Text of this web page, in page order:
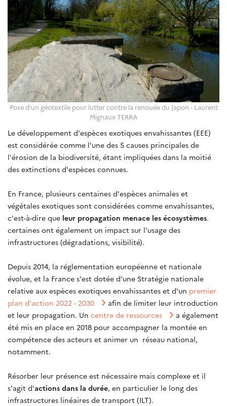
Pose d'un géotextile pour lutter contre la renouée du Japon - Laurent
Mignaux TERRA
Le développement d'espèces exotiques envahissantes (EEE)
est considérée comme l'une des 5 causes principales de
l'érosion de la biodiversité, étant impliquées dans la moitié
des extinctions d'espèces connues.
En France, plusieurs centaines d'espèces animales et
végétales exotiques sont considérées comme envahissantes,
c'est-à-dire que leur propagation menace les écosystèmes.
certaines ont également un impact sur l'usage des
infrastructures (dégradations, visibilité).
Depuis 2014, la réglementation européenne et nationale
évolue, et la France s'est dotée d'une Stratégie nationale
relative aux espèces exotiques envahissantes et d'un premier
plan d'action 2022 - 2030
afin de limiter leur introduction
et leur propagation. Un centre de ressources
a également
été mis en place en 2018 pour accompagner la montée en
compétence des acteurs et animer un réseau national,
notamment.
Résorber leur présence est nécessaire mais complexe et il
s'agit d'actions dans la durée, en particulier le long des
infrastructures linéaires de transport (ILT).